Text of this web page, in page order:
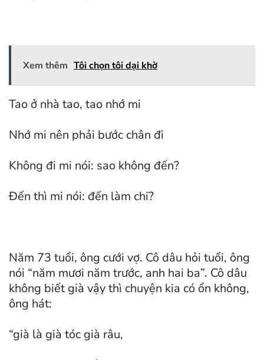
Xem thêm Tôi chọn tôi dại khờ
Tao ở nhà tao, tao nhớ mi
Nhớ mi nên phải bước chân đi
Không đi mi nói: sao không đến?
Đến thì mi nói: đến làm chi?
Năm 73 tuổi, ông cưới vợ. Cô dâu hỏi tuổi, ông
nói “năm mươi năm trước, anh hai ba”. Cô dâu
không biết già vậy thì chuyện kia có ổn không,
ông hát:
“già là già tóc già râu,